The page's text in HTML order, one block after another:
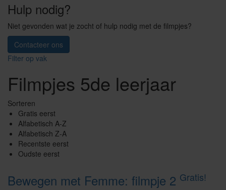
Hulp nodig?
Niet gevonden wat je zocht of hulp nodig met de filmpjes?
Contacteer ons
Filter op vak
Filmpjes 5de leerjaar
Sorteren
Gratis eerst
Alfabetisch A-Z
Alfabetisch Z-A
Recentste eerst
Oudste eerst
Bewegen met Femme: filmpje 2 Gratis!